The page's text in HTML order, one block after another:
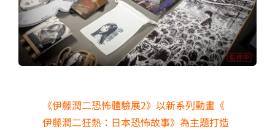
夢想購物
《伊藤潤二恐怖體驗展2》以新系列動畫《
伊藤潤二狂熱：日本恐怖故事》為主題打造